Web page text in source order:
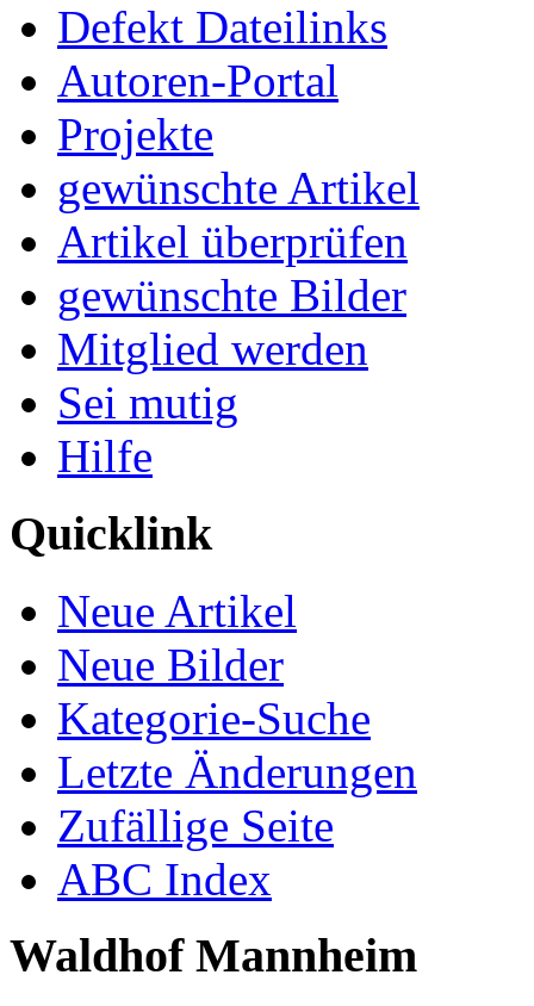
Defekt Dateilinks
Autoren-Portal
Projekte
gewünschte Artikel
Artikel überprüfen
gewünschte Bilder
Mitglied werden
Sei mutig
Hilfe
Quicklink
Neue Artikel
Neue Bilder
Kategorie-Suche
Letzte Änderungen
Zufällige Seite
ABC Index
Waldhof Mannheim